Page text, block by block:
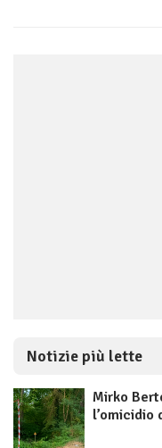
Notizie più lette
Mirko
l’omicidio